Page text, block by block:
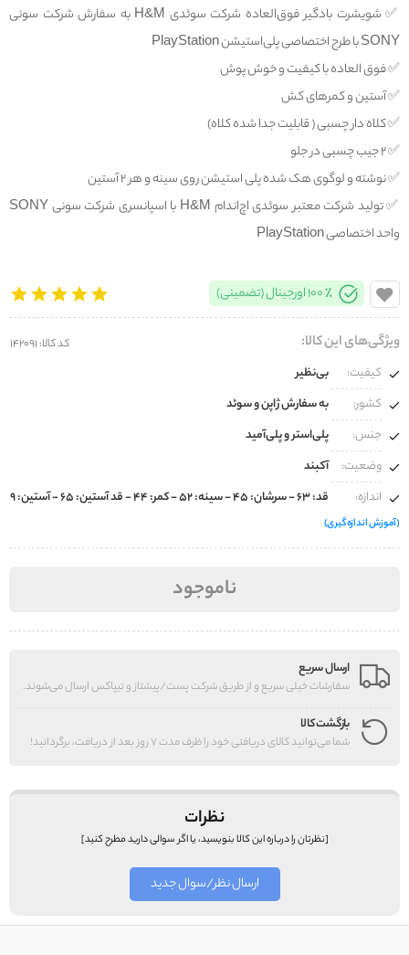
✅️ شویشرت بادگیر فوق‌العاده شرکت سوئدی H&M به سفارش شرکت سونی
SONY با طرح اختصاصی پلی‌استیشن PlayStation
✅️ فوق العاده با کیفیت و خوش پوش
✅️ آستین و کمرهای کش
✅️ کلاه دار چسبی ( قابلیت جدا شده کلاه)
✅️ ۲ جیب چسبی در جلو
✅️ نوشته و لوگوی هک شده پلی استیشن روی سینه و هر ۲ آستین
✅️ تولید شرکت معتبر سوئدی اچ‌اند‌ام H&M با اسپانسری شرکت سونی SONY
واحد اختصاصی PlayStation
100% اورجینال (تضمینی)
ویژگی‌های این کالا: کد کالا: 142091
کیفیت:
بی‌نظیر
کشور:
به سفارش ژاپن و سوئد
جنس:
پلی‌استر و پلی‌آمید
وضعیت:
آکبند
اندازه:
قد: ۶۳ - سرشان: ۴۵ - سینه: ۵۲ - کمر: ۴۴ - قد آستین: ۶۵ - آستین: ۹
(آموزش اندازه‌گیری)
ناموجود
ارسال سریع
سفارشات خیلی سریع و از طریق شرکت پست/پیشتاز و تیپاکس ارسال می‌شوند.
بازگشت کالا
شما می‌توانید کالای دریافتی خود را ظرف مدت 7 روز بعد از دریافت، برگردانید!
نظرات
[نظرتان را درباره این کالا بنویسید، یا اگر سوالی دارید مطرح کنید]
ارسال نظر/سوال جدید